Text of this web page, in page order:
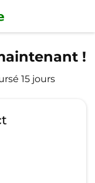
!
15 jours